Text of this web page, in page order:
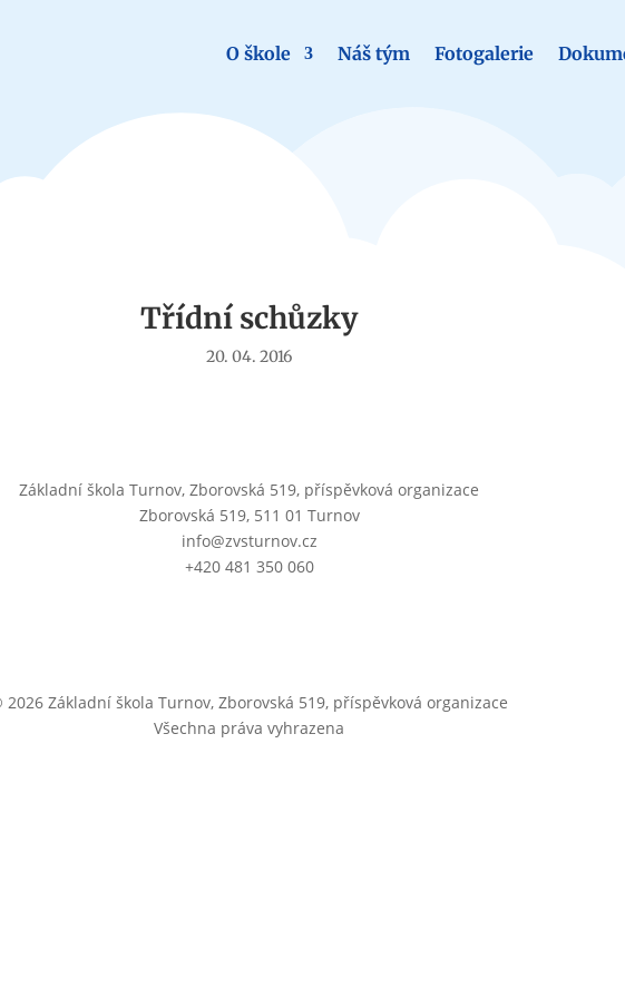
O škole Náš tým Fotogalerie
Třídní schůzky
20. 04. 2016
Základní škola Turnov, Zborovská 519, příspěvková organizace
Zborovská 519, 511 01 Turnov
info@zvsturnov.cz
+420 481 350 060
2026 Základní škola Turnov, Zborovská 519, příspěvková organizace
Všechna práva vyhrazena